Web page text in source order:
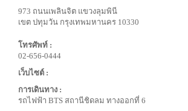
973 ถนนเพลินจิต แขวงลุมพินี
เขต ปทุมวัน กรุงเทพมหานคร 10330
โทรศัพท์ :
02-656-0444
เว็บไซต์ :
การเดินทาง :
รถไฟฟ้า BTS สถานีชิดลม ทางออกที่ 6